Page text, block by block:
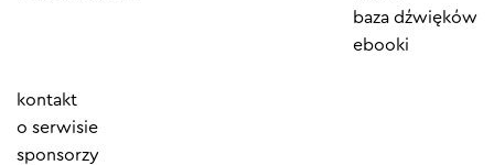
baza dźwięków
ebooki
Element
menu
kontakt
o serwisie
sponsorzy